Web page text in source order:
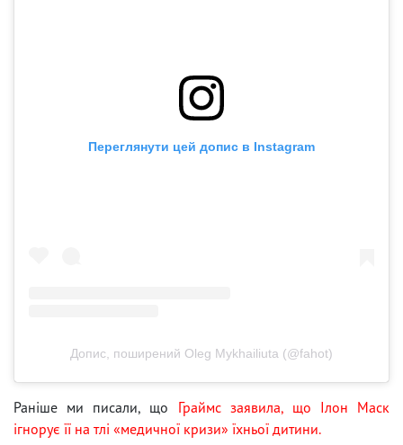
Переглянути цей допис в Instagram
Допис, поширений Oleg Mykhailiuta (@fahot)
Раніше ми писали, що Граймс заявила, що Ілон Маск
ігнорує її на тлі «медичної кризи» їхньої дитини.